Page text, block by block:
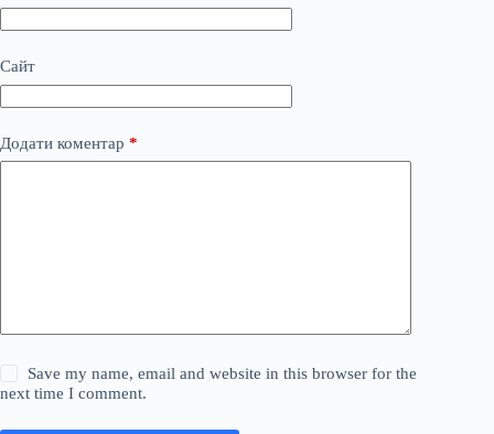
Сайт
Додати коментар *
Save my name, email and website in this browser for the
next time I comment.